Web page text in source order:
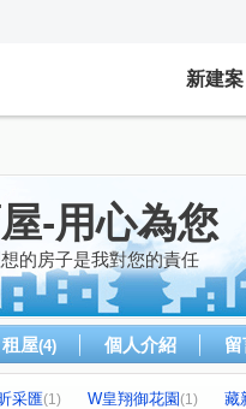
新建案
-用心為您
的房子是我對您的責任
租屋(4) 個人介紹
采匯(1) W皇翔御花園(1)
藏